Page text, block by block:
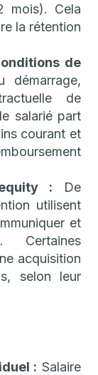
mois). Cela
la rétention
de
démarrage,
de
salarié part
courant et
: De
utilisent
et
acquisition
selon leur
: Salaire